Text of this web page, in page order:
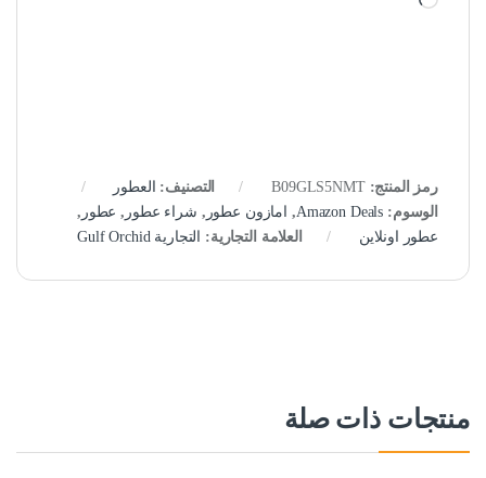
رمز المنتج:B09GLS5NMT التصنيف: العطور
الوسوم: Amazon Deals
, امازون عطور , شراء عطور , عطور ,
عطور اونلاين
العلامة التجارية: التجارية Gulf Orchid
منتجات ذات صلة